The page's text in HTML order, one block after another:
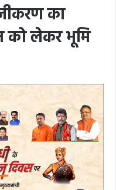
का
को लेकर भूमि